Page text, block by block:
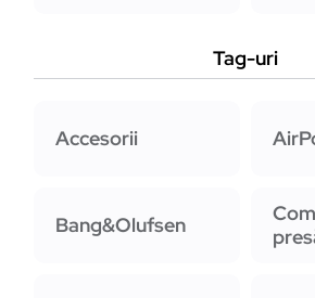
Tag-uri
Accesorii
Bang&Olufsen